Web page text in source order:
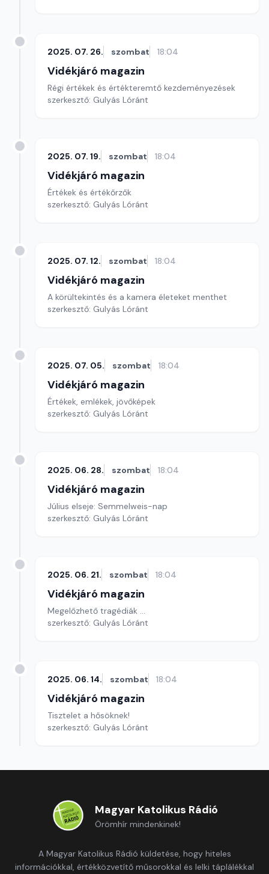
2025. 07. 26. szombat 18:04
Vidékjáró magazin
Régi értékek és értékteremtő kezdeményezések
szerkesztő: Gulyás Lóránt
2025. 07. 19. szombat 18:04
Vidékjáró magazin
Értékek és értékőrzők
szerkesztő: Gulyás Lóránt
2025. 07. 12. szombat 18:04
Vidékjáró magazin
A körültekintés és a kamera életeket menthet
szerkesztő: Gulyás Lóránt
2025. 07. 05. szombat 18:04
Vidékjáró magazin
Értékek, emlékek, jövőképek
szerkesztő: Gulyás Lóránt
2025. 06. 28. szombat 18:04
Vidékjáró magazin
Július elseje: Semmelweis-nap
szerkesztő: Gulyás Lóránt
2025. 06. 21. szombat 18:04
Vidékjáró magazin
Megelőzhető tragédiák ...
szerkesztő: Gulyás Lóránt
2025. 06. 14. szombat 18:04
Vidékjáró magazin
Tisztelet a hősöknek!
szerkesztő: Gulyás Lóránt
Magyar Katolikus Rádió
Örömhír mindenkinek!
A Magyar Katolikus Rádió küldetése, hogy hiteles
információkkal, értékközvetítő műsorokkal és lelki táplálékkal